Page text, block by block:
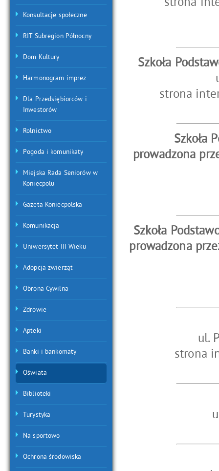
Konsultacje społeczne
RIT Subregion Północny
Dom Kultury
Harmonogram imprez
Dla Przedsiębiorców i
Inwestorów
Rolnictwo
Pogoda i komunikaty
Miejska Rada Seniorów w
Koniecpolu
Gazeta Koniecpolska
Komunikacja
Uniwersytet III Wieku
Adopcja zwierząt
Obrona Cywilna
Zdrowie
Apteki
Banki i bankomaty
Oświata
Biblioteki
Turystyka
Na sportowo
Ochrona środowiska
Szkoła
strona
Szkoła
prowadzona
Szkoła
prowadzona
ul.
strona